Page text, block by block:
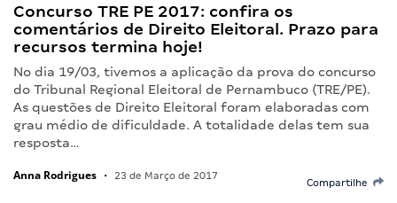
Concurso TRE PE 2017: confira os
comentários de Direito Eleitoral. Prazo para
recursos termina hoje!
No dia 19/03, tivemos a aplicação da prova do concurso
do Tribunal Regional Eleitoral de Pernambuco (TRE/PE).
As questões de Direito Eleitoral foram elaboradas com
grau médio de dificuldade. A totalidade delas tem sua
resposta…
Anna Rodrigues • 23 de Março de 2017
Compartilhe